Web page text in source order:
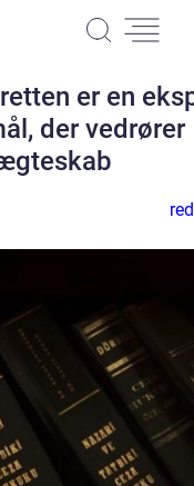
er en
der vedrører